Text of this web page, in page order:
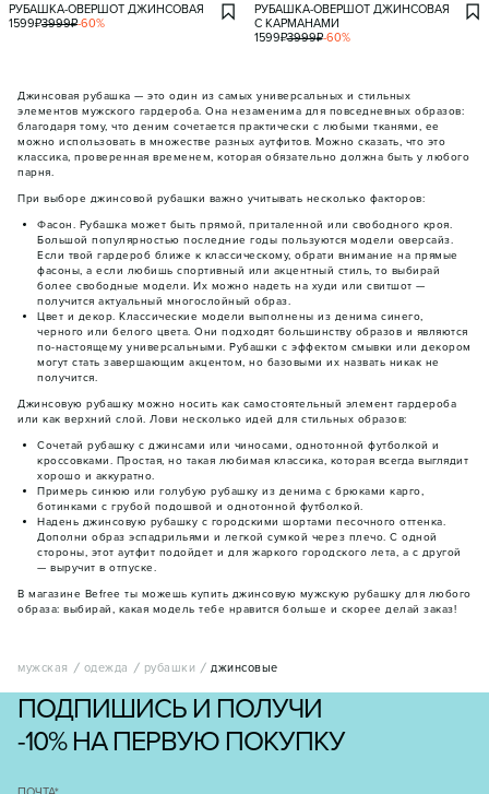
РУБАШКА-ОВЕРШОТ ДЖИНСОВАЯ
1599₽3999₽-60%
РУБАШКА-ОВЕРШОТ ДЖИНСОВАЯ
С КАРМАНАМИ
1599₽3999₽-60%
Джинсовая рубашка — это один из самых универсальных и стильных
элементов мужского гардероба. Она незаменима для повседневных образов:
благодаря тому, что деним сочетается практически с любыми тканями, ее
можно использовать в множестве разных аутфитов. Можно сказать, что это
классика, проверенная временем, которая обязательно должна быть у любого
парня.
При выборе джинсовой рубашки важно учитывать несколько факторов:
Фасон. Рубашка может быть прямой, приталенной или свободного кроя.
Большой популярностью последние годы пользуются модели оверсайз.
Если твой гардероб ближе к классическому, обрати внимание на прямые
фасоны, а если любишь спортивный или акцентный стиль, то выбирай
более свободные модели. Их можно надеть на худи или свитшот —
получится актуальный многослойный образ.
Цвет и декор. Классические модели выполнены из денима синего,
черного или белого цвета. Они подходят большинству образов и являются
по-настоящему универсальными. Рубашки с эффектом смывки или декором
могут стать завершающим акцентом, но базовыми их назвать никак не
получится.
Джинсовую рубашку можно носить как самостоятельный элемент гардероба
или как верхний слой. Лови несколько идей для стильных образов:
Сочетай рубашку с джинсами или чиносами, однотонной футболкой и
кроссовками. Простая, но такая любимая классика, которая всегда выглядит
хорошо и аккуратно.
Примерь синюю или голубую рубашку из денима с брюками карго,
ботинками с грубой подошвой и однотонной футболкой.
Надень джинсовую рубашку с городскими шортами песочного оттенка.
Дополни образ эспадрильями и легкой сумкой через плечо. С одной
стороны, этот аутфит подойдет и для жаркого городского лета, а с другой
— выручит в отпуске.
В магазине Befree ты можешь купить джинсовую мужскую рубашку для любого
образа: выбирай, какая модель тебе нравится больше и скорее делай заказ!
мужская одежда рубашки джинсовые
ПОДПИШИСЬ И ПОЛУЧИ
-10% НА ПЕРВУЮ ПОКУПКУ